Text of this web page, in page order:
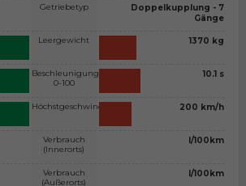
Getriebetyp
Leergewicht
Beschleunigung
0-100
Höchstgeschwindigkeit
Verbrauch
(Innerorts)
Verbrauch
(Außerorts)
Doppelkupplung - 7
Gänge
1370 kg
10.1 s
200 km/h
l/100km
l/100km